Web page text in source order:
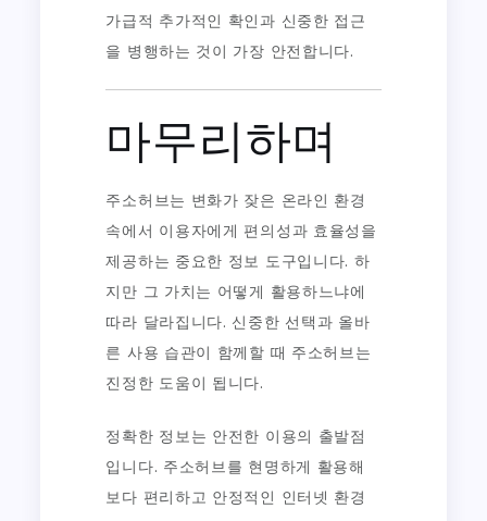
가급적 추가적인 확인과 신중한 접근
을 병행하는 것이 가장 안전합니다.
마무리하며
주소허브는 변화가 잦은 온라인 환경
속에서 이용자에게 편의성과 효율성을
제공하는 중요한 정보 도구입니다. 하
지만 그 가치는 어떻게 활용하느냐에
따라 달라집니다. 신중한 선택과 올바
른 사용 습관이 함께할 때 주소허브는
진정한 도움이 됩니다.
정확한 정보는 안전한 이용의 출발점
입니다. 주소허브를 현명하게 활용해
보다 편리하고 안정적인 인터넷 환경